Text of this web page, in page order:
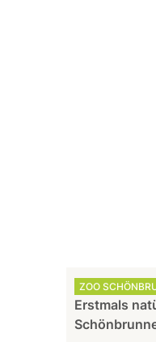
ZOO
Erstmals